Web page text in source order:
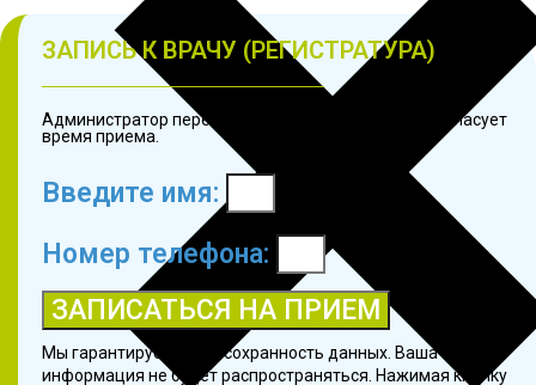
ЗАПИСЬ К ВРАЧУ (РЕГИСТРАТУРА)
Администратор перезвонит в течение 3 минут и согласует
время приема.
Введите имя:
Номер телефона:
ЗАПИСАТЬСЯ НА ПРИЕМ
Мы гарантируем 100% сохранность данных. Ваша
информация не будет распространяться. Нажимая кнопку